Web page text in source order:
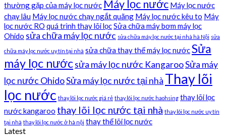
thường gặp của máy lọc nước Máy lọc nước Máy lọc nước
chạy lâu Máy lọc nước chạy ngắt quãng Máy lọc nước kêu to Máy
lọc nước RO quá trình thay lõi lọcSửa chữa máy bơm máy lọc
Ohido sửa chữa máy lọc nước sửa chữa máy lọc nước tại nhà hà Nội sửa
chữa máy lọc nước uy tín tại nhà sửa chữa thay thế máy lọc nướcSửa
máy lọc nướcsửa máy lọc nước KangarooSửa máy
lọc nước OhidoSửa máy lọc nước tại nhà Thay lõi
lọc nước thay lõi lọc nước giá rẻ thay lõi lọc nước haohsing thay lõi lọc
nước kangaroo thay lõi lọc nước tại nhà thay lõi lọc nước uy tín
tại nhà thay lõi lọc nước ở hà nội thay thế lõi lọc nước
Latest